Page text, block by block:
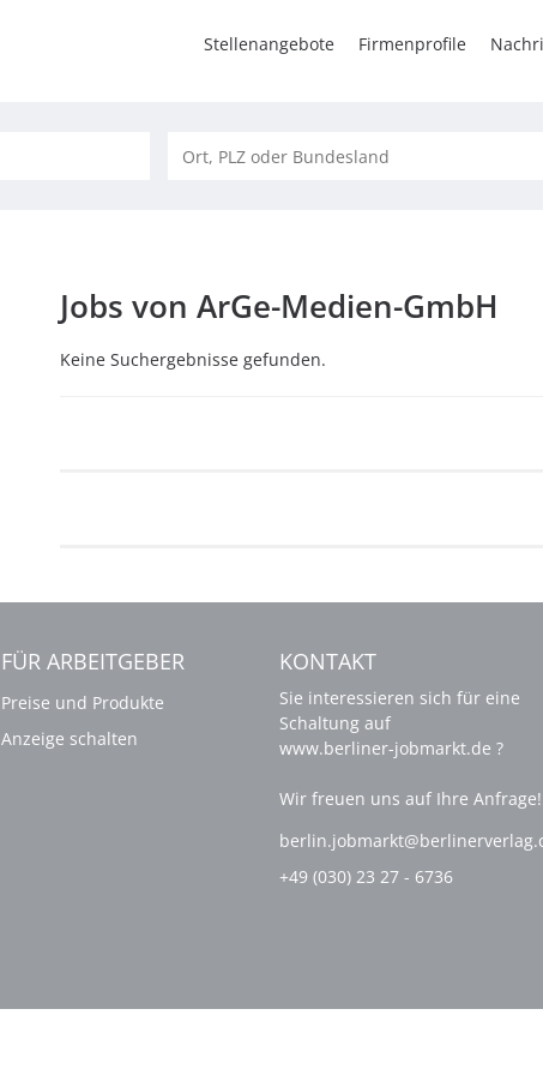
Stellenangebote Firmenprofile
Jobs von ArGe-Medien-GmbH
Keine Suchergebnisse gefunden.
FÜR ARBEITGEBER
Preise und Produkte
Anzeige schalten
KONTAKT
Sie interessieren sich für eine
Schaltung auf
www.berliner-jobmarkt.de ?
Wir freuen uns auf Ihre Anfrage!
+49 (030) 23 27 - 6736